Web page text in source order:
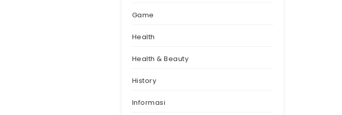
Game
Health
Health & Beauty
History
Informasi